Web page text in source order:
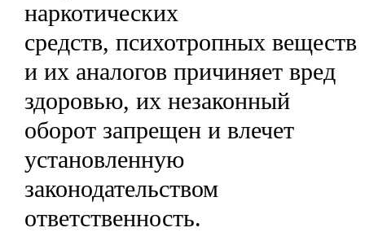
наркотических
средств, психотропных веществ
и их аналогов причиняет вред
здоровью, их незаконный
оборот запрещен и влечет
установленную
законодательством
ответственность.